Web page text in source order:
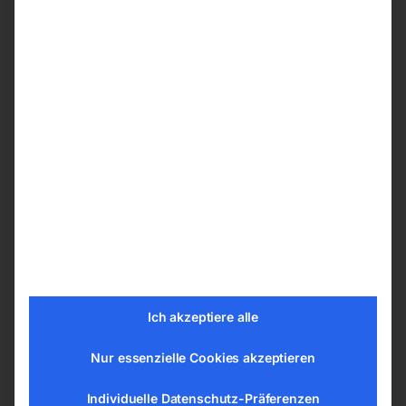
Anschlussgewinde NPT 3/8″
Material Rahmen Stahl
Spannkraft max. 1000 kg
Ich akzeptiere alle
Nur essenzielle Cookies akzeptieren
Individuelle Datenschutz-Präferenzen